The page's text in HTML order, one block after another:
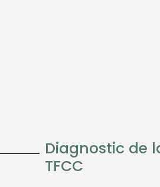
Diagnostic de
TFCC